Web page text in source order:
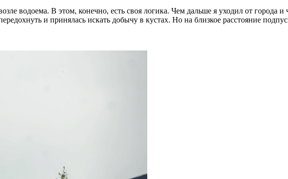
водоема. В этом, конечно, есть своя логика. Чем дальше я уходил от города
и принялась искать добычу в кустах. Но на близкое расстояние